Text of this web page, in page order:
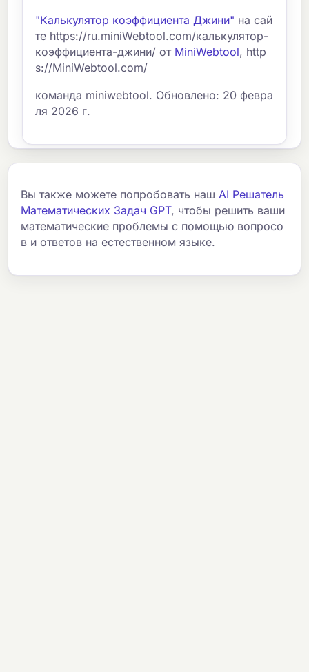
"Калькулятор коэффициента Джини" на сай
те https://ru.miniWebtool.com/калькулятор-
коэффициента-джини/ от MiniWebtool, http
s://MiniWebtool.com/
команда miniwebtool. Обновлено: 20 февра
ля 2026 г.
Вы также можете попробовать нашAI Решатель
Математических Задач GPT, чтобы решить ваши
математические проблемы с помощью вопросо
в и ответов на естественном языке.